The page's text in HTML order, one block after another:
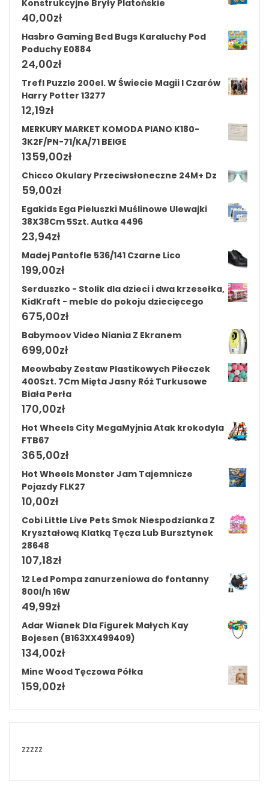
Konstrukcyjne Bryły Platońskie
40,00zł
Hasbro Gaming Bed Bugs Karaluchy Pod
Poduchy E0884
24,00zł
Trefl Puzzle 200el. W Świecie Magii I Czarów
Harry Potter 13277
12,19zł
MERKURY MARKET KOMODA PIANO K180-
3K2F/PN-71/KA/71 BEIGE
1359,00zł
Chicco Okulary Przeciwsłoneczne 24M+ Dz
59,00zł
Egakids Ega Pieluszki Muślinowe Ulewajki
38X38Cm 5Szt. Autka 4496
23,94zł
Madej Pantofle 536/141 Czarne Lico
199,00zł
Serduszko - Stolik dla dzieci i dwa krzesełka,
KidKraft - meble do pokoju dziecięcego
675,00zł
Babymoov Video Niania Z Ekranem
699,00zł
Meowbaby Zestaw Plastikowych Piłeczek
400Szt. 7Cm Mięta Jasny Róż Turkusowe
Biała Perła
170,00zł
Hot Wheels City MegaMyjnia Atak krokodyla
FTB67
365,00zł
Hot Wheels Monster Jam Tajemnicze
Pojazdy FLK27
10,00zł
Cobi Little Live Pets Smok Niespodzianka Z
Kryształową Klatką Tęcza Lub Bursztynek
28648
107,18zł
12 Led Pompa zanurzeniowa do fontanny
800l/h 16W
49,99zł
Adar Wianek Dla Figurek Małych Kay
Bojesen (B163XX499409)
134,00zł
Mine Wood Tęczowa Półka
159,00zł
zzzzz